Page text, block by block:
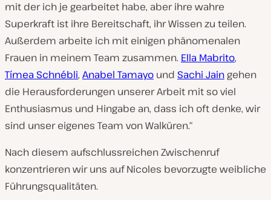
mit der ich je gearbeitet habe, aber ihre wahre
Superkraft ist ihre Bereitschaft, ihr Wissen zu teilen.
Außerdem arbeite ich mit einigen phänomenalen
Frauen in meinem Team zusammen. Ella Mabrito,
Tímea Schnébli, Anabel Tamayo und Sachi Jain gehen
die Herausforderungen unserer Arbeit mit so viel
Enthusiasmus und Hingabe an, dass ich oft denke, wir
sind unser eigenes Team von Walküren.“
Nach diesem aufschlussreichen Zwischenruf
konzentrieren wir uns auf Nicoles bevorzugte weibliche
Führungsqualitäten.